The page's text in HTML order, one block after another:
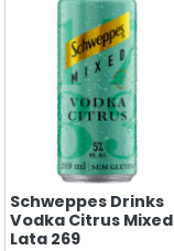
Schweppes Drinks
Vodka Citrus Mixed
Lata 269